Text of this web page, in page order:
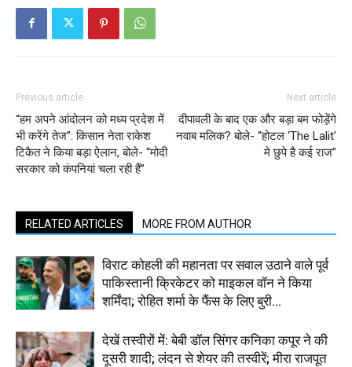
Previous article
“हम अपने आंदोलन को मध्य प्रदेश में
भी करेंगे तेज”: किसान नेता राकेश
टिकैत ने किया बड़ा ऐलान, बोले- “मोदी
सरकार को कंपनियां चला रही हैं”
Next article
दीपावली के बाद एक और बड़ा बम फोड़ेंगे
नवाब मलिक? बोले- “होटल ‘The Lalit’
मे छुपे है कई राज”
RELATED ARTICLES MORE FROM AUTHOR
विराट कोहली की महानता पर सवाल उठाने वाले पूर्व
पाकिस्तानी क्रिकेटर को माइकल वॉन ने किया
शर्मिंदा; रोहित शर्मा के फैंस के लिए बुरी...
देखें तस्वीरों में: बेबी डॉल सिंगर कनिका कपूर ने की
दूसरी शादी; लंदन से शेयर की तस्वीरें; मीरा राजपूत